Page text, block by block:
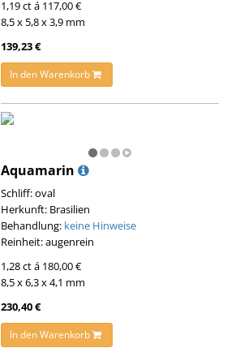
1,19 ct á 117,00 €
8,5 x 5,8 x 3,9 mm
139,23 €
In den Warenkorb
Aquamarin
Schliff: oval
Herkunft: Brasilien
Behandlung: keine Hinweise
Reinheit: augenrein
1,28 ct á 180,00 €
8,5 x 6,3 x 4,1 mm
230,40 €
In den Warenkorb